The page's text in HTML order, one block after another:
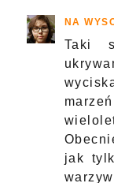
NA
Taki
jak